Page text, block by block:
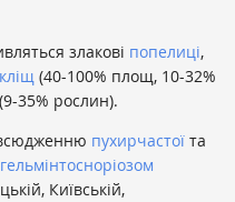
злакові попелиці,
(40-100% площ, 10-32%
(9-35% рослин).
пухирчастої та
гельмінтосноріозом
Київській,